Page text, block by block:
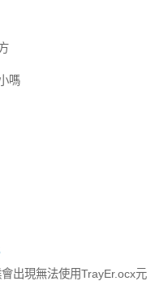
嗎
出現無法使用TrayEr.ocx元